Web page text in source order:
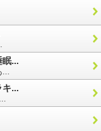
眠...
キ...